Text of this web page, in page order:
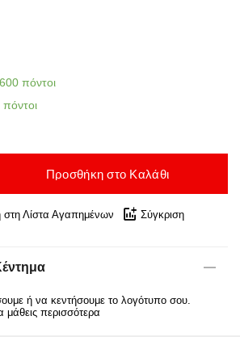
πόντοι
Προσθήκη στο Καλάθι
στη Λίστα Αγαπημένων Σύγκριση
ή να κεντήσουμε το λογότυπο σου.
μάθεις περισσότερα